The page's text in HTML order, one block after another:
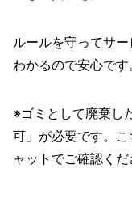
ルールを守ってサ
わかるので安心です
※ゴミとして廃棄し
可」が必要です。
ャットでご確認くだ